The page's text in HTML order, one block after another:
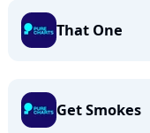
That One
Get Smokes